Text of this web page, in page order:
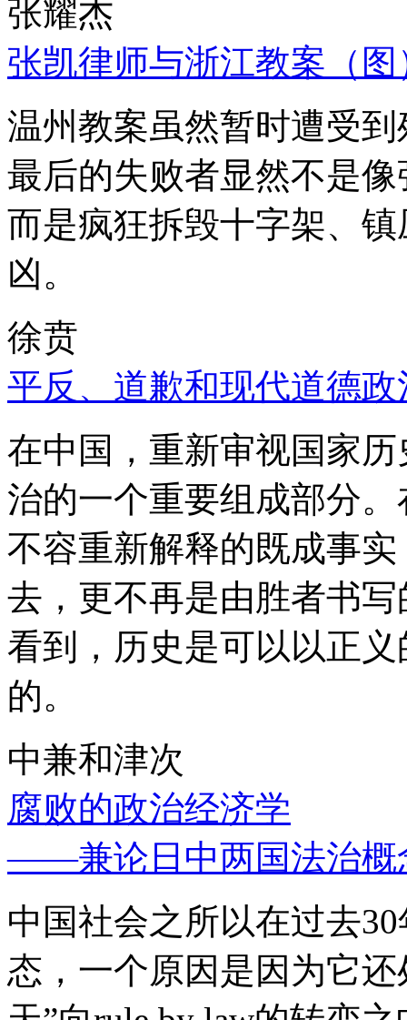
张耀杰
张凯律师与浙江教案（图
温州教案虽然暂时遭受
最后的失败者显然不是
而是疯狂拆毁十字架、
凶。
徐贲
平反、道歉和现代道德政
在中国，重新审视国家
治的一个重要组成部分
不容重新解释的既成事
去，更不再是由胜者书
看到，历史是可以以正
的。
中兼和津次
腐败的政治经济学
——兼论日中两国法治概
中国社会之所以在过去
态，一个原因是因为它